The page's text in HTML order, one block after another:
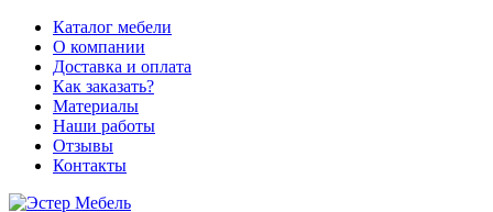
Каталог мебели
О компании
Доставка и оплата
Как заказать?
Материалы
Наши работы
Отзывы
Контакты